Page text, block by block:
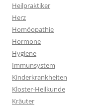
Heilpraktiker
Herz
Homöopathie
Hormone
Hygiene
Immunsystem
Kinderkrankheiten
Kloster-Heilkunde
Kräuter